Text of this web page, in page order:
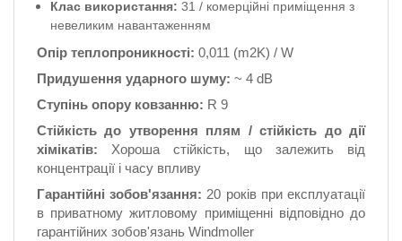
Клас використання: 31 / комерційні приміщення з
невеликим навантаженням
Опір теплопроникності: 0,011 (m2K) / W
Придушення ударного шуму: ~ 4 dB
Ступінь опору ковзанню: R 9
Стійкість до утворення плям / стійкість до дії
хімікатів: Хороша стійкість, що залежить від
концентрації і часу впливу
Гарантійні зобов'язання: 20 років при експлуатації
в приватному житловому приміщенні відповідно до
гарантійних зобов'язань Windmoller